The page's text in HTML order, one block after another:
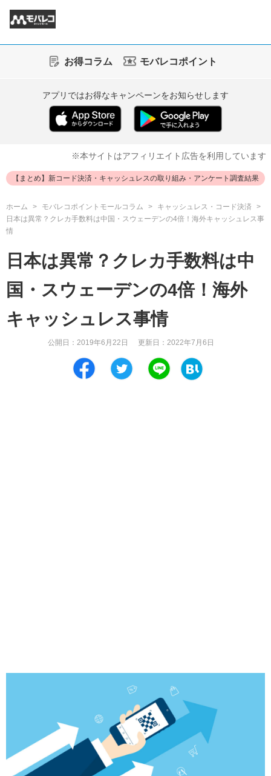
お得コラム モバレコポイント
アプリではお得なキャンペーンをお知らせします
※本サイトはアフィリエイト広告を利用しています
【まとめ】新コード決済・キャッシュレスの取り組み・アンケート調査結果
ホーム モバレコポイントモールコラム
キャッシュレス・コード決済
日本は異常？クレカ手数料は中国・スウェーデンの4倍！海外キャッシュレス事
情
日本は異常？クレカ手数料は中
国・スウェーデンの4倍！海外
キャッシュレス事情
公開日： 2019年6月22日 更新日： 2022年7月6日